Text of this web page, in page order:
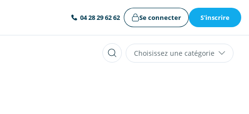
04 28 29 62 62 Se connecter S'inscrire
Choisissez une catégorie